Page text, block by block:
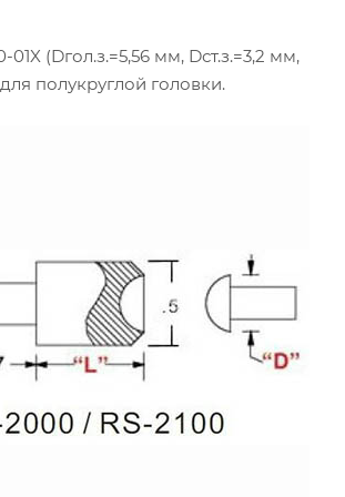
01X (Dгол.з.=5,56 мм, Dст.з.=3,2 мм,
полукруглой головки.